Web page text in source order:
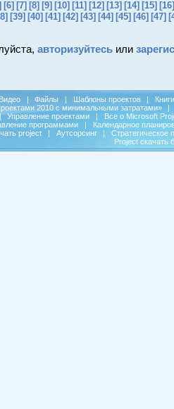
[6] [7] [8] [9] [10] [11] [12] [13] [14] [15] [16]
[39] [40] [41] [42] [43] [44] [45] [46] [47]
авторизуйтесьили
Видео | Файлы | Шаблоны проектов |
Книги
2010 с минимальными затратами»
|
Управление проектами |
Все о Microsoft
программами |
Календарное
project | Аутсорсинг |
Стратегическое
Project скачать